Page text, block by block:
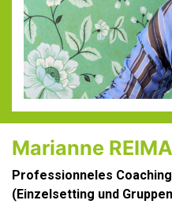
Marianne
Professionneles
(Einzelsetting und